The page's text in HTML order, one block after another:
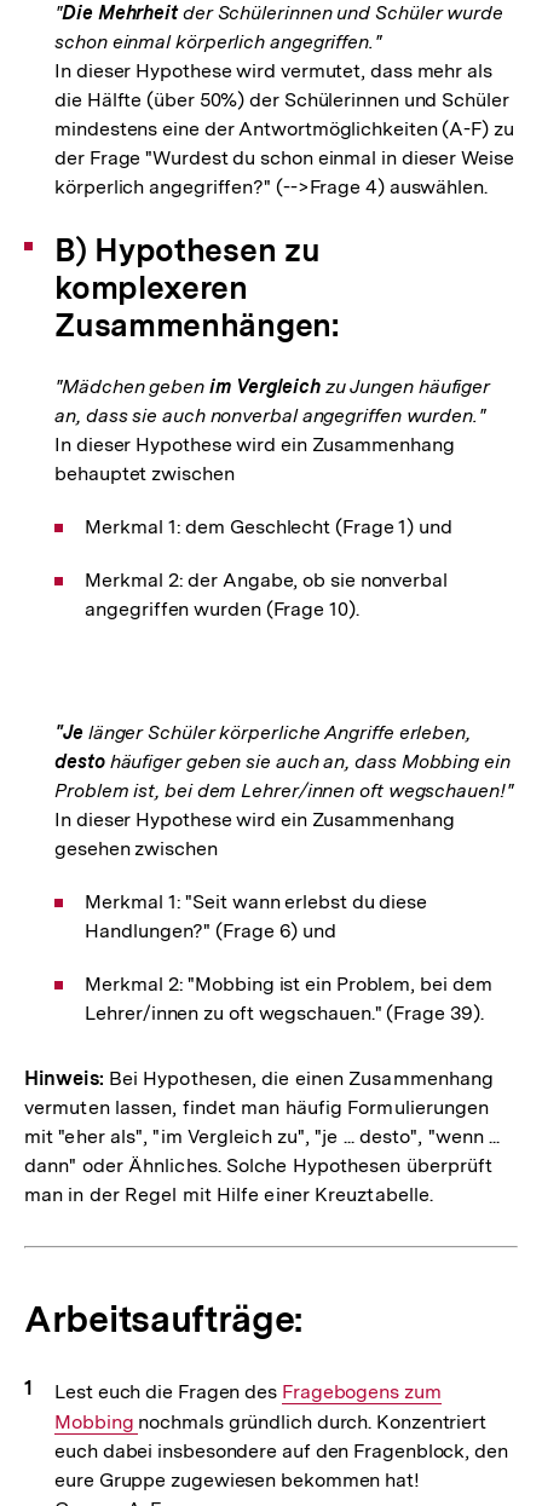
"Die Mehrheitder Schülerinnen und Schüler wurde
schon einmal körperlich angegriffen."
In dieser Hypothese wird vermutet, dass mehr als
die Hälfte (über 50%) der Schülerinnen und Schüler
mindestens eine der Antwortmöglichkeiten (A-F) zu
der Frage "Wurdest du schon einmal in dieser Weise
körperlich angegriffen?" (-->Frage 4) auswählen.
B) Hypothesen zu
komplexeren
Zusammenhängen:
"Mädchen geben im Vergleichzu Jungen häufiger
an, dass sie auch nonverbal angegriffen wurden."
In dieser Hypothese wird ein Zusammenhang
behauptet zwischen
Merkmal 1: dem Geschlecht (Frage 1) und
Merkmal 2: der Angabe, ob sie nonverbal
angegriffen wurden (Frage 10).
"Jelänger Schüler körperliche Angriffe erleben,
desto häufiger geben sie auch an, dass Mobbing ein
Problem ist, bei dem Lehrer/innen oft wegschauen!"
In dieser Hypothese wird ein Zusammenhang
gesehen zwischen
Merkmal 1: "Seit wann erlebst du diese
Handlungen?" (Frage 6) und
Merkmal 2: "Mobbing ist ein Problem, bei dem
Lehrer/innen zu oft wegschauen." (Frage 39).
Hinweis: Bei Hypothesen, die einen Zusammenhang
vermuten lassen, findet man häufig Formulierungen
mit "eher als", "im Vergleich zu", "je ... desto", "wenn ...
dann" oder Ähnliches. Solche Hypothesen überprüft
man in der Regel mit Hilfe einer Kreuztabelle.
Arbeitsaufträge:
Lest euch die Fragen des Interner
Link:
Fragebogens zum
Mobbing nochmals gründlich durch. Konzentriert
euch dabei insbesondere auf den Fragenblock, den
eure Gruppe zugewiesen bekommen hat!